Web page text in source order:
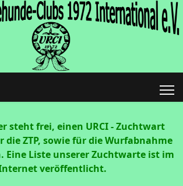
steht frei, einen URCI - Zuchtwart
die ZTP, sowie für die Wurfabnahme
Eine Liste unserer Zuchtwarte ist im
veröffentlicht.